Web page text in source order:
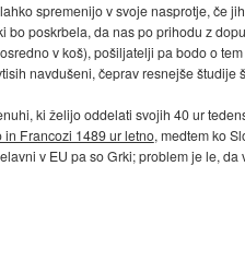
spremenijo v svoje nasprotje, če
poskrbela, da nas po prihodu z
v koš), pošiljatelji pa bodo o
navdušeni, čeprav resnejše študije
ki želijo oddelati svojih 40 ur
Francozi 1489 ur letno, medtem ko
v EU pa so Grki; problem je le, da